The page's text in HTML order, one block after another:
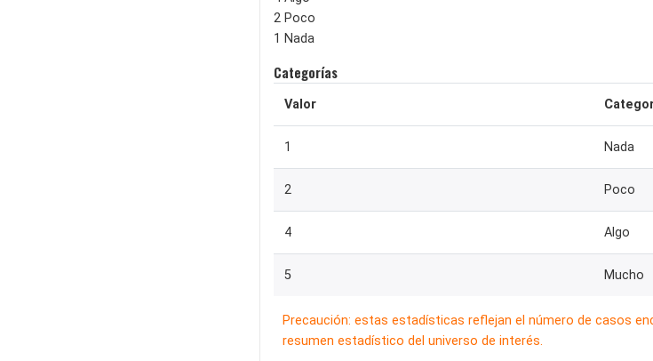
2 Poco
1 Nada
Categorías
Valor
1 Nada
2 Poco
4 Algo
5 Mucho
Precaución: estas estadísticas reflejan el número de casos
resumen estadístico del universo de interés.